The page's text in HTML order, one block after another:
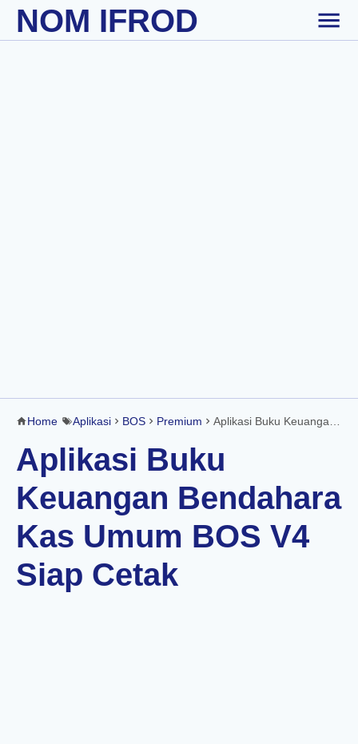
Skip to main content
NOM IFROD
Home Aplikasi BOS Premium Aplikasi Buku Keuangan Bendahara Kas Umum BOS V4 Siap Cetak
Aplikasi Buku
Keuangan Bendahara
Kas Umum BOS V4
Siap Cetak